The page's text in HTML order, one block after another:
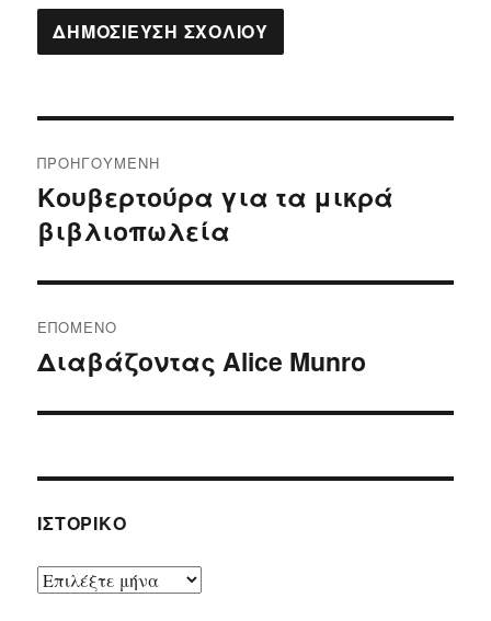
άρθρων
ΠΡΟΗΓΟΎΜΕΝΗ
Προηγούμενο
άρθρο:
Κουβερτούρα για τα μικρά
βιβλιοπωλεία
ΕΠΌΜΕΝΟ
Επόμενο
Διαβάζοντας Alice Munro
ΙΣΤΟΡΙΚΌ
Ιστορικό